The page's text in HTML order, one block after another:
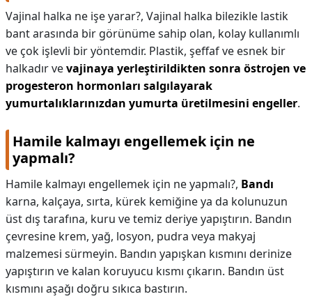
Vajinal halka ne işe yarar?, Vajinal halka bilezikle lastik
bant arasında bir görünüme sahip olan, kolay kullanımlı
ve çok işlevli bir yöntemdir. Plastik, şeffaf ve esnek bir
halkadır vevajinaya yerleştirildikten sonra östrojen ve
progesteron hormonları salgılayarak
yumurtalıklarınızdan yumurta üretilmesini engeller.
Hamile kalmayı engellemek için ne
yapmalı?
Hamile kalmayı engellemek için ne yapmalı?, Bandı
karna, kalçaya, sırta, kürek kemiğine ya da kolunuzun
üst dış tarafına, kuru ve temiz deriye yapıştırın. Bandın
çevresine krem, yağ, losyon, pudra veya makyaj
malzemesi sürmeyin. Bandın yapışkan kısmını derinize
yapıştırın ve kalan koruyucu kısmı çıkarın. Bandın üst
kısmını aşağı doğru sıkıca bastırın.